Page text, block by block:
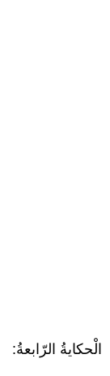
الْحكايةُ الرّابعةُ: